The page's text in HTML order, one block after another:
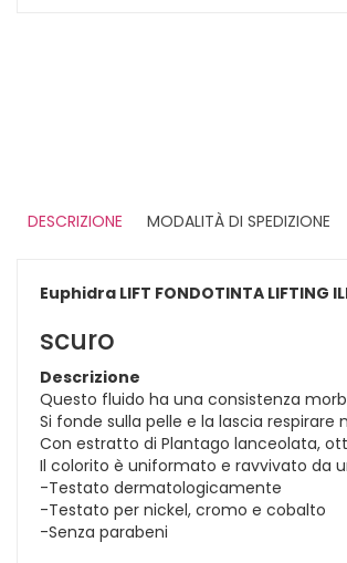
DESCRIZIONE
MODALITÀ DI SPEDIZIONE
Euphidra LIFT FONDOTINTA LIFTING
scuro
Descrizione
Questo fluido ha una consistenza
Si fonde sulla pelle e la lascia
Con estratto di Plantago lanceolata,
Il colorito è uniformato e ravvivato da
-Testato dermatologicamente
-Testato per nickel, cromo e cobalto
-Senza parabeni